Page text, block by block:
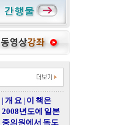
| 개 요 | 이 책은
2008년도에 일본
중의원에서 독도